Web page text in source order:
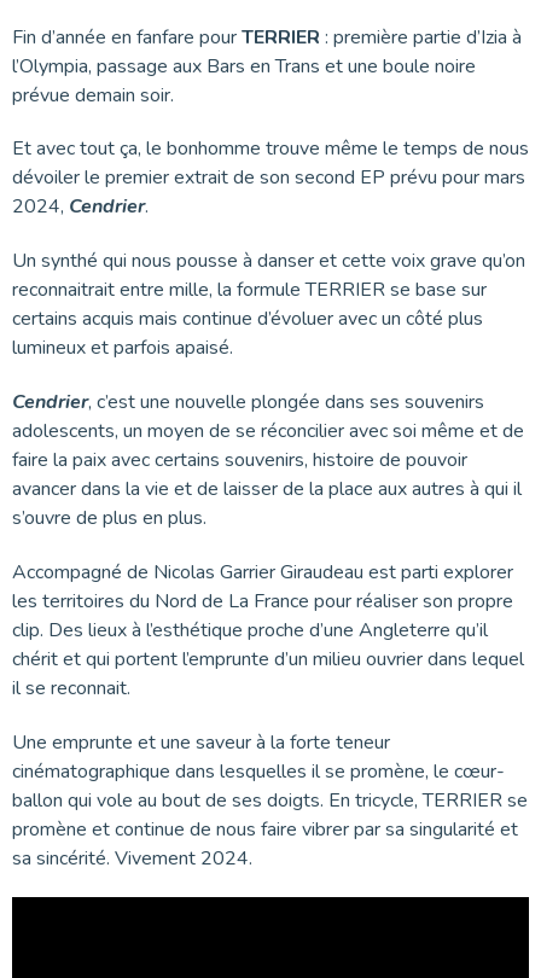
Fin d’année en fanfare pourTERRIER : première partie d’Izia à
l’Olympia, passage aux Bars en Trans et une boule noire
prévue demain soir.
Et avec tout ça, le bonhomme trouve même le temps de nous
dévoiler le premier extrait de son second EP prévu pour mars
2024, Cendrier.
Un synthé qui nous pousse à danser et cette voix grave qu’on
reconnaitrait entre mille, la formule TERRIER se base sur
certains acquis mais continue d’évoluer avec un côté plus
lumineux et parfois apaisé.
Cendrier, c’est une nouvelle plongée dans ses souvenirs
adolescents, un moyen de se réconcilier avec soi même et de
faire la paix avec certains souvenirs, histoire de pouvoir
avancer dans la vie et de laisser de la place aux autres à qui il
s’ouvre de plus en plus.
Accompagné de Nicolas Garrier Giraudeau est parti explorer
les territoires du Nord de La France pour réaliser son propre
clip. Des lieux à l’esthétique proche d’une Angleterre qu’il
chérit et qui portent l’emprunte d’un milieu ouvrier dans lequel
il se reconnait.
Une emprunte et une saveur à la forte teneur
cinématographique dans lesquelles il se promène, le cœur-
ballon qui vole au bout de ses doigts. En tricycle, TERRIER se
promène et continue de nous faire vibrer par sa singularité et
sa sincérité. Vivement 2024.